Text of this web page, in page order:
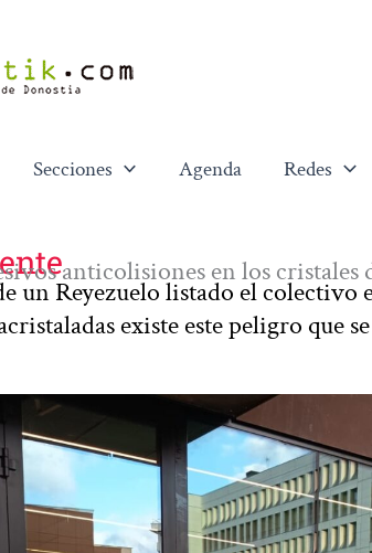
Secciones Agenda Redes
anticolisiones en los cristales
un Reyezuelo listado el colectivo
existe este peligro que